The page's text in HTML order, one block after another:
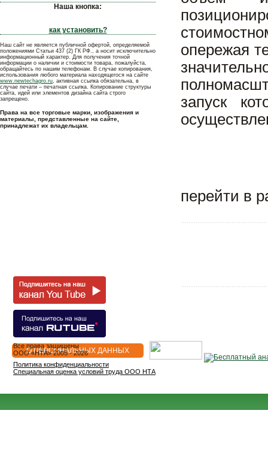
Наша кнопка:
как установить?
Наш сайт не является публичной офертой, определяемой
положениями Статьи 437 (2) ГК РФ., а носит исключительно
информационный характер. Для получения точной
информации о наличии и стоимости товара, пожалуйста,
обращайтесь по нашим телефонам. В случае копирования,
использования любого материала находящегося на сайте
www.newtechagro.ru, активная ссылка обязательна, в
случае печати – печатная ссылка. Копирование структуры
сайта, идей или элементов дизайна сайта строго
запрещено.
Права на все торговые марки, изображения и
материалы, представленные на сайте,
принадлежат их владельцам.
опережая
запуск
перейти в
О ПЕРСОНАЛЬНЫХ ДАННЫХ
Все права защищены
OOO «НТА» 2005 - 2026
Политика конфиденциальности
Специальная оценка условий труда ООО НТА